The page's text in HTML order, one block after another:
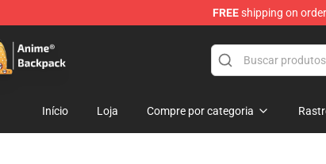
FREEshipping on
Backpack Store for Anime Fans
Início Loja Compre por categoria